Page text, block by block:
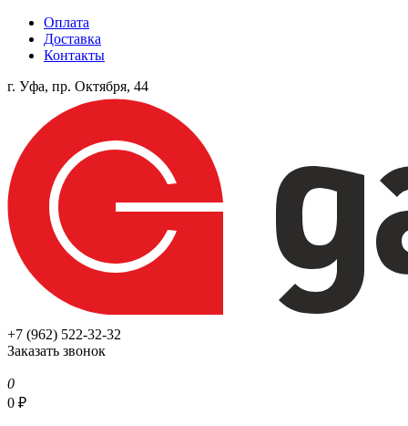
Оплата
Доставка
Контакты
г. Уфа, пр. Октября, 44
+7 (962) 522-32-32
Заказать звонок
0
0 ₽